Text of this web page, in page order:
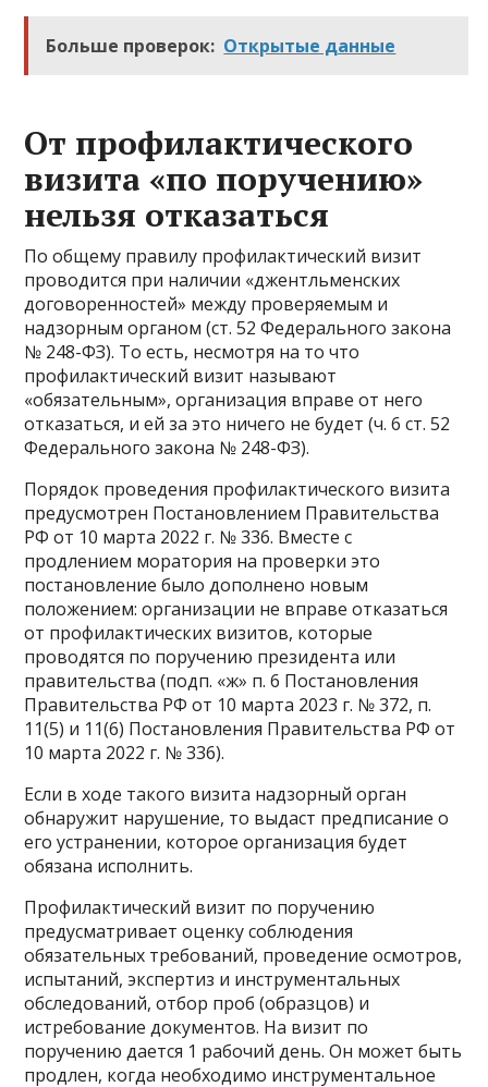
Больше проверок: Открытые данные
От профилактического
визита «по поручению»
нельзя отказаться
По общему правилу профилактический визит
проводится при наличии «джентльменских
договоренностей» между проверяемым и
надзорным органом (ст. 52 Федерального закона
№ 248-ФЗ). То есть, несмотря на то что
профилактический визит называют
«обязательным», организация вправе от него
отказаться, и ей за это ничего не будет (ч. 6 ст. 52
Федерального закона № 248-ФЗ).
Порядок проведения профилактического визита
предусмотрен Постановлением Правительства
РФ от 10 марта 2022 г. № 336. Вместе с
продлением моратория на проверки это
постановление было дополнено новым
положением: организации не вправе отказаться
от профилактических визитов, которые
проводятся по поручению президента или
правительства (подп. «ж» п. 6 Постановления
Правительства РФ от 10 марта 2023 г. № 372, п.
11(5) и 11(6) Постановления Правительства РФ от
10 марта 2022 г. № 336).
Если в ходе такого визита надзорный орган
обнаружит нарушение, то выдаст предписание о
его устранении, которое организация будет
обязана исполнить.
Профилактический визит по поручению
предусматривает оценку соблюдения
обязательных требований, проведение осмотров,
испытаний, экспертиз и инструментальных
обследований, отбор проб (образцов) и
истребование документов. На визит по
поручению дается 1 рабочий день. Он может быть
продлен, когда необходимо инструментальное